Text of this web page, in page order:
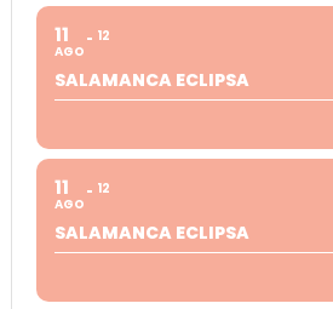
11
AGO
12
SALAMANCA ECLIPSA
11
AGO
12
SALAMANCA ECLIPSA